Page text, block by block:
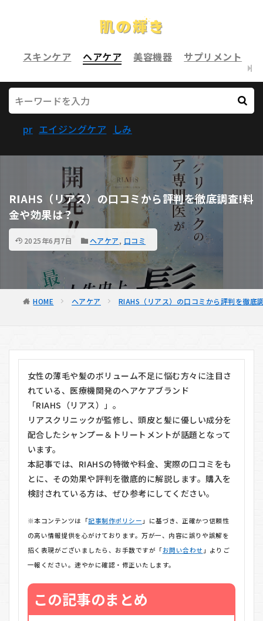
スキンケア ヘアケア 美容機器 サプリメント
pr エイジングケア しみ
RIAHS（リアス）の口コミから評判を徹底調査!料
金や効果は？
2025年6月7日 ヘアケア, 口コミ
HOME ヘアケア RIAHS（リアス）の口コミから評判を徹底
女性の薄毛や髪のボリューム不足に悩む方々に注目さ
れている、医療機関発のヘアケアブランド
「RIAHS（リアス）」。
リアスクリニックが監修し、頭皮と髪に優しい成分を
配合したシャンプー＆トリートメントが話題となって
います。
本記事では、RIAHSの特徴や料金、実際の口コミをも
とに、その効果や評判を徹底的に解説します。購入を
検討されている方は、ぜひ参考にしてください。
※本コンテンツは「記事制作ポリシー 」に基づき、正確かつ信頼性
の高い情報提供を心がけております。万が一、内容に誤りや誤解を
招く表現がございましたら、お手数ですが「お問い合わせ 」よりご
一報ください。速やかに確認・修正いたします。
この記事のまとめ